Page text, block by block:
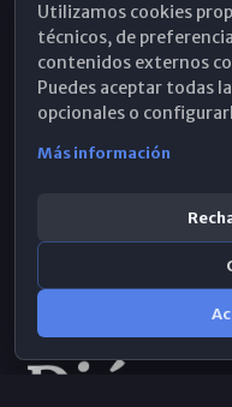
Hemeroteca
WhatsApp
Utilizamos cookies
técnicos, de
contenidos externos
Puedes aceptar todas
opcionales o
Más información